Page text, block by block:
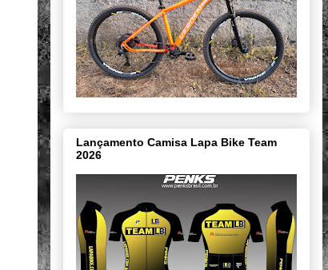
Lançamento Camisa Lapa Bike Team
2026